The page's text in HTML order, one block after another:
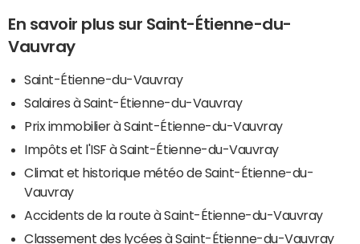
En savoir plus sur Saint-Étienne-du-
Vauvray
Saint-Étienne-du-Vauvray
Salaires à Saint-Étienne-du-Vauvray
Prix immobilier à Saint-Étienne-du-Vauvray
Impôts et l'ISF à Saint-Étienne-du-Vauvray
Climat et historique météo de Saint-Étienne-du-
Vauvray
Accidents de la route à Saint-Étienne-du-Vauvray
Classement des lycées à Saint-Étienne-du-Vauvray